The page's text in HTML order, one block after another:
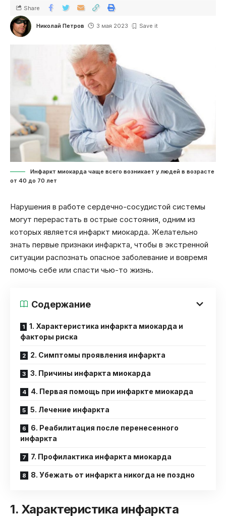
Николай Петров 3 мая 2023
Share
Инфаркт миокарда чаще всего возникает у людей в возрасте
от 40 до 70 лет
Нарушения в работе сердечно-сосудистой системы
могут перерастать в острые состояния, одним из
которых является инфаркт миокарда. Желательно
знать первые признаки инфаркта, чтобы в экстренной
ситуации распознать опасное заболевание и вовремя
помочь себе или спасти чью-то жизнь.
Содержание
1. Характеристика инфаркта миокарда и
факторы риска
2. Симптомы проявления инфаркта
3. Причины инфаркта миокарда
4. Первая помощь при инфаркте миокарда
5. Лечение инфаркта
6. Реабилитация после перенесенного
инфаркта
7. Профилактика инфаркта миокарда
8. Убежать от инфаркта никогда не поздно
1. Характеристика инфаркта